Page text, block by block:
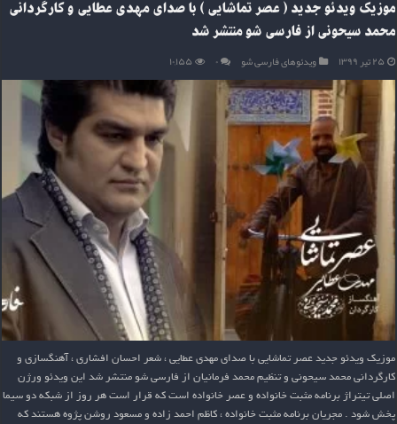
موزیک ویدئو جدید ( عصر تماشایی ) با صدای مهدی عطایی و کارگردانی
محمد سیحونی از فارسی شو منتشر شد
۲۵ تیر ۱۳۹۹ ویدئوهای فارسی شو ۰ ۱۰,۱۵۵
موزیک ویدئو جدید عصر تماشایی با صدای مهدی عطایی ، شعر احسان افشاری ، آهنگسازی و
کارگردانی محمد سیحونی و تنظیم محمد فرمانیان از فارسی شو منتشر شد این ویدئو ورژن
اصلی تیتراژ برنامه مثبت خانواده و عصر خانواده است که قرار است هر روز از شبکه دو سیما
پخش شود . مجریان برنامه مثبت خانواده ، کاظم احمد زاده و مسعود روشن پژوه هستند که